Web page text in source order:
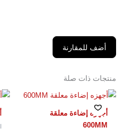
أضف للمقارنة
منتجات ذات صلة
أجهزه إضاءة معلقة
600MM